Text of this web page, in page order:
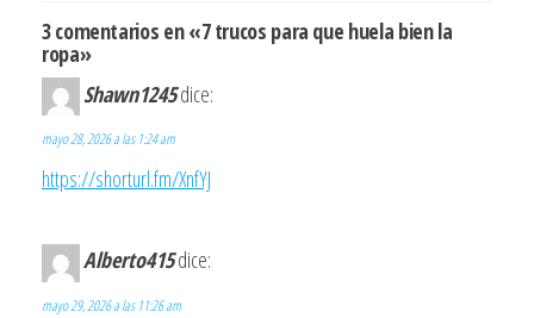
3 comentarios en «7 trucos para que huela bien la
ropa»
Shawn1245dice:
mayo 28, 2026 a las 1:24 am
https://shorturl.fm/XnfYJ
Alberto415dice:
mayo 29, 2026 a las 11:26 am